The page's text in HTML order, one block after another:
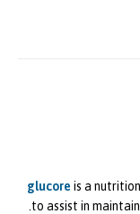
glucore is a
to assist in